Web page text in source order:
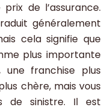
de l’assurance.
généralement
cela signifie que
plus importante
une franchise plus
chère, mais vous
de sinistre. Il est